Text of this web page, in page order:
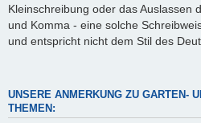
Kleinschreibung oder das Auslassen
und Komma - eine solche
und entspricht nicht dem Stil des
UNSERE ANMERKUNG ZU GARTEN-
THEMEN: